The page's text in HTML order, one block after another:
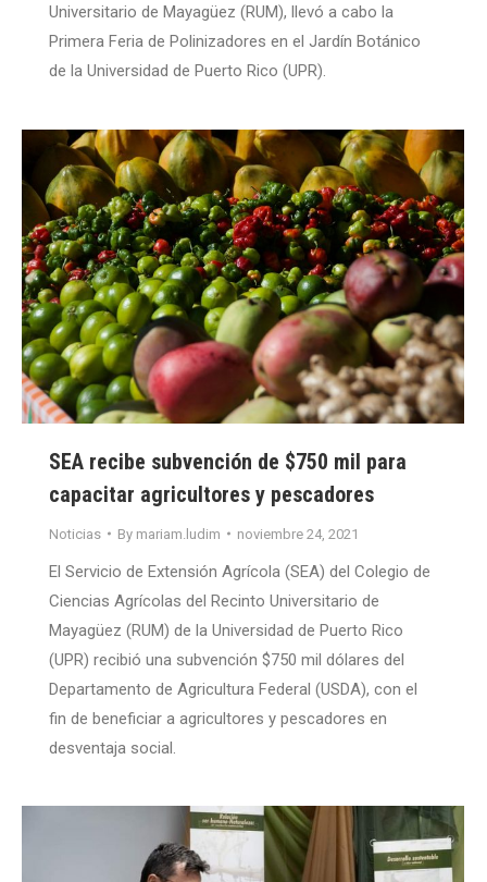
Universitario de Mayagüez (RUM), llevó a cabo la
Primera Feria de Polinizadores en el Jardín Botánico
de la Universidad de Puerto Rico (UPR).
SEA recibe subvención de $750 mil para
capacitar agricultores y pescadores
Noticias By mariam.ludim noviembre 24, 2021
El Servicio de Extensión Agrícola (SEA) del Colegio de
Ciencias Agrícolas del Recinto Universitario de
Mayagüez (RUM) de la Universidad de Puerto Rico
(UPR) recibió una subvención $750 mil dólares del
Departamento de Agricultura Federal (USDA), con el
fin de beneficiar a agricultores y pescadores en
desventaja social.